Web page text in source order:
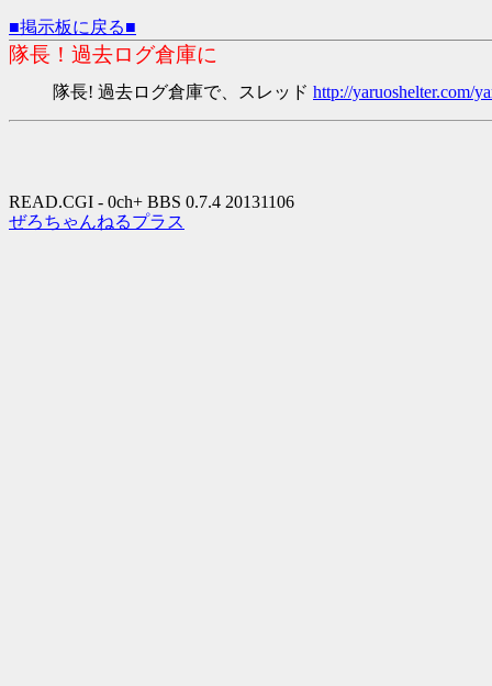
■掲示板に戻る■
隊長！過去ログ倉庫に
隊長! 過去ログ倉庫で、スレッド http://yaruoshelter.com/
READ.CGI - 0ch+ BBS 0.7.4 20131106
ぜろちゃんねるプラス